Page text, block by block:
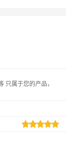
只属于您的产品，